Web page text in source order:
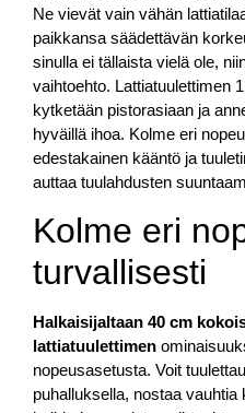
Ne vievät vain vähän
paikkansa säädettävän
sinulla ei tällaista vielä ole,
vaihtoehto. Lattiatuulettimen
kytketään pistorasiaan ja
hyväillä ihoa. Kolme eri
edestakainen kääntö ja
auttaa tuulahdusten
Kolme eri
turvallisesti
Halkaisijaltaan 40 cm
lattiatuulettimen
nopeusasetusta. Voit
puhalluksella, nostaa